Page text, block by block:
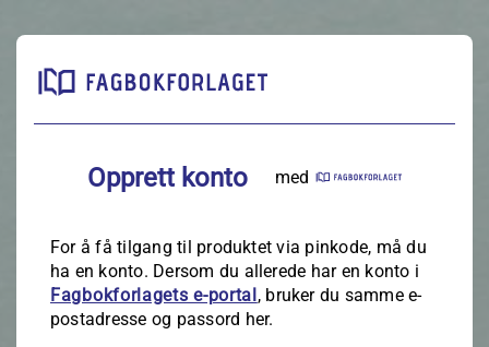
Opprett konto med
For å få tilgang til produktet via pinkode, må du
ha en konto. Dersom du allerede har en konto i
Fagbokforlagets e‑portal, bruker du samme e-
postadresse og passord her.